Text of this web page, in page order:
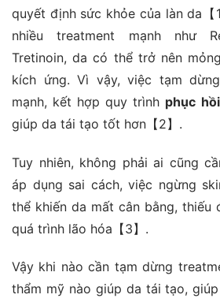
quyết định sức khỏe của làn da【
nhiều treatment mạnh như
Tretinoin, da có thể trở nên
kích ứng. Vì vậy, việc tạm
mạnh, kết hợp quy trình phục
giúp da tái tạo tốt hơn【2】.
Tuy nhiên, không phải ai cũng
áp dụng sai cách, việc ngừng
thể khiến da mất cân bằng, thiếu
quá trình lão hóa【3】.
Vậy khi nào cần tạm dừng
thẩm mỹ nào giúp da tái tạo,